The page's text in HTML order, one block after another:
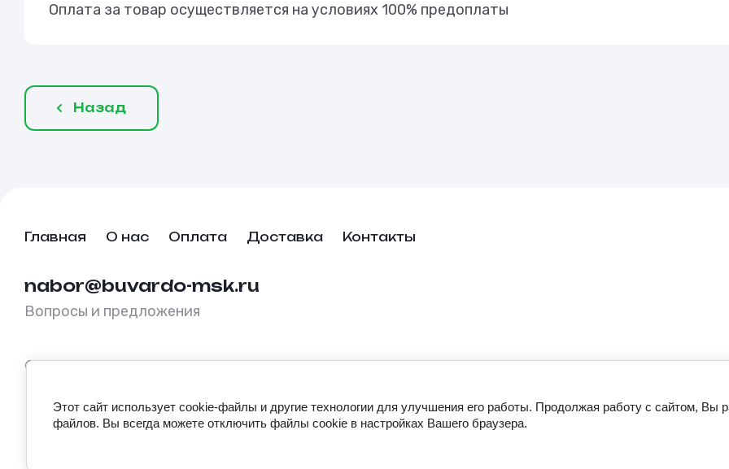
Оплата за товар осуществляется на условиях 100% предоплаты
Назад
Главная О нас Оплата Доставка Контакты
nabor@buvardo-msk.ru
Вопросы и предложения
© buvardo-msk.ru, 2026
Этот сайт использует cookie-файлы и другие технологии для улучшения его работы. Продолжая работу с сайтом, Вы
файлов. Вы всегда можете отключить файлы cookie в настройках Вашего браузера.